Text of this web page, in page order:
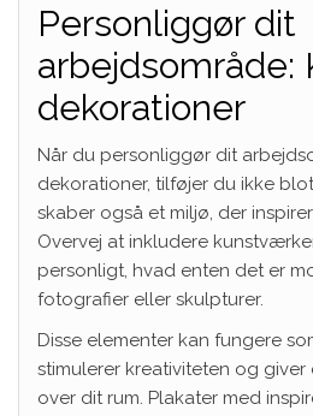
Personliggør dit
arbejdsområde:
dekorationer
Når du personliggør dit
dekorationer, tilføjer du ikke
skaber også et miljø, der
Overvej at inkludere
personligt, hvad enten det er
fotografier eller skulpturer.
Disse elementer kan fungere
stimulerer kreativiteten og giver
over dit rum. Plakater med